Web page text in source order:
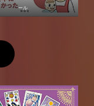
ール